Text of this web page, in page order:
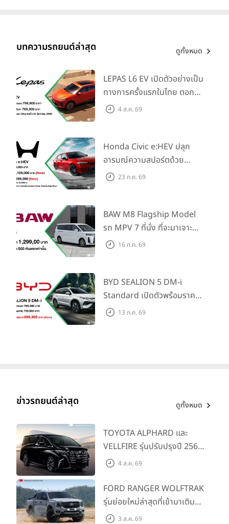
บทความรถยนต์ล่าสุด ดูทั้งหมด
LEPAS L6 EV เปิดตัวอย่างเป็น
ทางการครั้งแรกในไทย ตอกย้ำ
วิสัยทัศน์ “Drive Your
4 ส.ค. 69
Honda Civic e:HEV ปลุก
อารมณ์ความสปอร์ตด้วย
Honda S+ Shift ครั้งแรกใน
Traffic Monitor เพียงจอง
ภายใน 31 ก.ค. 2569 รับบัตร
น้ำมันมูลค่า 10,000 บาท
23 ก.ค. 69
BAW M8 Flagship Model
รถ MPV 7 ที่นั่ง ที่จะมาเจาะ
ตลาดครอบครัวและองค์กรยุค
แรก)
16 ก.ค. 69
BYD SEALION 5 DM-i
Standard เปิดตัวพร้อมราคา
คาดการณ์ 699,900 บาท รุ่น
13 ก.ค. 69
ข่าวรถยนต์ล่าสุด ดูทั้งหมด
TOYOTA ALPHARD และ
VELLFIRE รุ่นปรับปรุงปี 2569
พร้อมรุ่นย่อยใหม่ HEV
4 ส.ค. 69
FORD RANGER WOLFTRAK
รุ่นย่อยใหม่ล่าสุดที่เข้ามาเติม
เต็มไลน์อัป พร้อมตอบโจทย์ทุก
3 ส.ค. 69